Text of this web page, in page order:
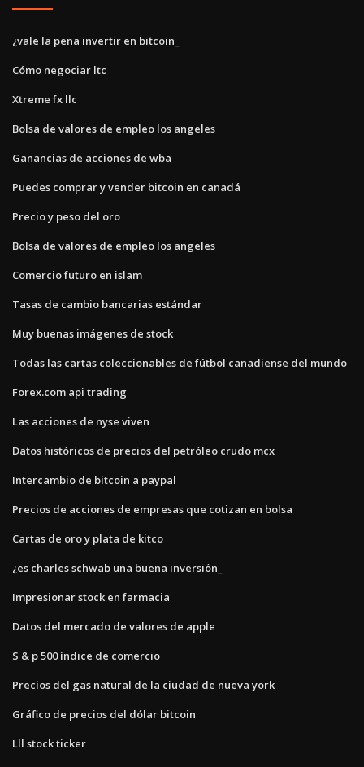
¿vale la pena invertir en bitcoin_
Cómo negociar ltc
Xtreme fx llc
Bolsa de valores de empleo los angeles
Ganancias de acciones de wba
Puedes comprar y vender bitcoin en canadá
Precio y peso del oro
Bolsa de valores de empleo los angeles
Comercio futuro en islam
Tasas de cambio bancarias estándar
Muy buenas imágenes de stock
Todas las cartas coleccionables de fútbol canadiense del mundo
Forex.com api trading
Las acciones de nyse viven
Datos históricos de precios del petróleo crudo mcx
Intercambio de bitcoin a paypal
Precios de acciones de empresas que cotizan en bolsa
Cartas de oro y plata de kitco
¿es charles schwab una buena inversión_
Impresionar stock en farmacia
Datos del mercado de valores de apple
S & p 500 índice de comercio
Precios del gas natural de la ciudad de nueva york
Gráfico de precios del dólar bitcoin
Lll stock ticker